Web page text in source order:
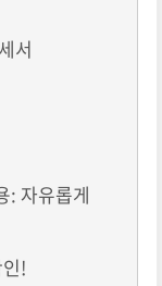
서
: 자유롭게
!